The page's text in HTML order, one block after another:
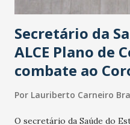
Secretário da
ALCE Plano de
combate ao
Por Lauriberto Carneiro
O secretário da Saúde do